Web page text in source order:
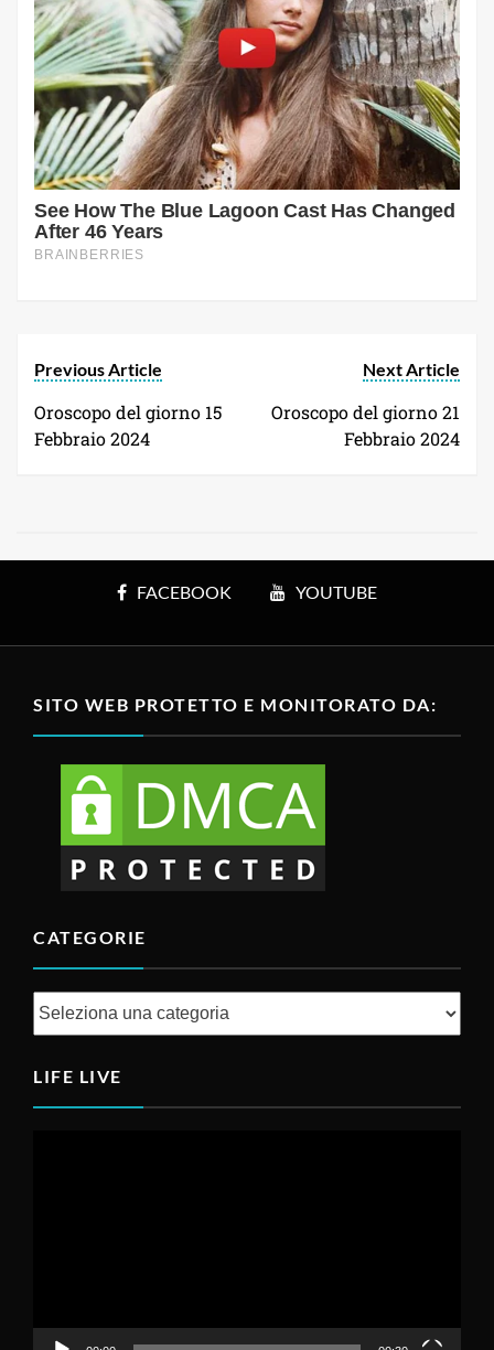
Previous Article
Oroscopo del giorno 15
Febbraio 2024
Next Article
Oroscopo del giorno 21
Febbraio 2024
FACEBOOK YOUTUBE
SITO WEB PROTETTO E MONITORATO DA:
CATEGORIE
Categorie
LIFE LIVE